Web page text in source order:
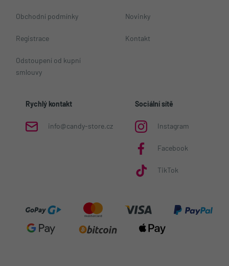
Obchodní podmínky
Registrace
Odstoupení od kupní
smlouvy
Novinky
Kontakt
Rychlý kontakt
info@candy-store.cz
Sociální sítě
Instagram
Facebook
TikTok